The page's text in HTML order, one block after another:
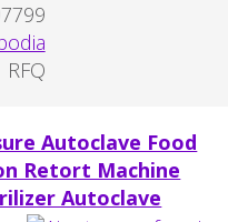
RFQ
Autoclave Food
Retort Machine
Autoclave